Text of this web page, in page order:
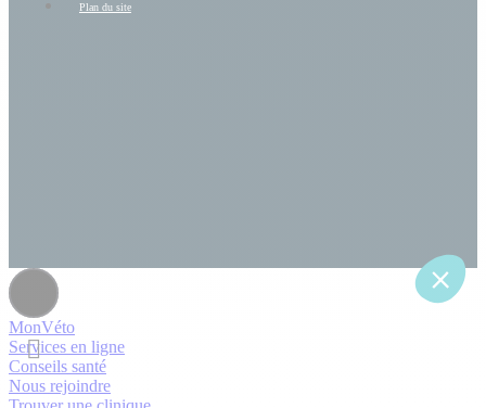
Plan du site
MonVéto
Services en ligne
Conseils santé
Nous rejoindre